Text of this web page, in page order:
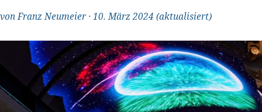
vonFranz Neumeier·10. März 2024 (aktualisiert)